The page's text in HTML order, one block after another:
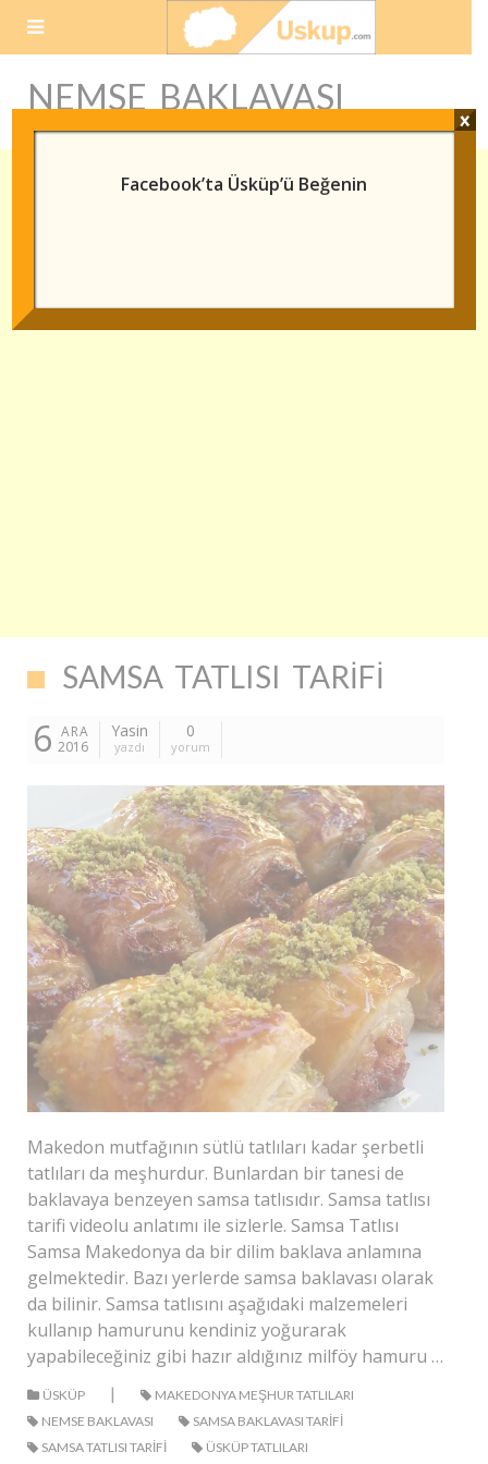
NEMSE BAKLAVASI
SAMSA TATLISI TARIFI
6 ARA
2016
Yasin
yazdı
0
yorum
Makedon mutfağının sütlü tatlıları kadar şerbetli
tatlıları da meşhurdur. Bunlardan bir tanesi de
baklavaya benzeyen samsa tatlısıdır. Samsa tatlısı
tarifi videolu anlatımı ile sizlerle. Samsa Tatlısı
Samsa Makedonya da bir dilim baklava anlamına
gelmektedir. Bazı yerlerde samsa baklavası olarak
da bilinir. Samsa tatlısını aşağıdaki malzemeleri
kullanıp hamurunu kendiniz yoğurarak
yapabileceğiniz gibi hazır aldığınız milföy hamuru …
ÜSKÜP |
MAKEDONYA MEŞHUR TATLILARI
NEMSE BAKLAVASI
SAMSA BAKLAVASI TARIFI
SAMSA TATLISI TARIFI
ÜSKÜP TATLILARI
Facebook’ta Üsküp’ü Beğenin
x